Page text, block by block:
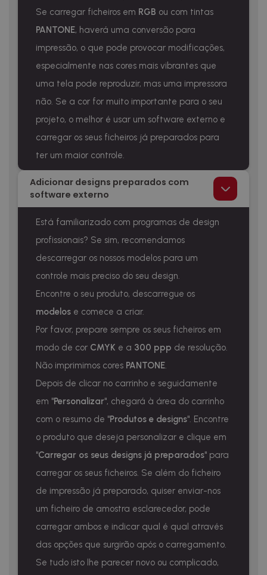
Se carregar ficheiros em RGB ou com tintas
PANTONE, haverá uma conversão para
impressão, o que pode provocar modificações,
especialmente nas cores mais vibrantes que
uma tela pode reproduzir, mas uma impressora
não. Se a cor for muito importante para o seu
projeto, o melhor é usar um software externo e
carregar os seus ficheiros já preparados para
ter um maior controle.
Adicionar designs preparados com
software externo
Está familiarizado com programas de design
profissionais? Se sim, recomendamos
descarregar os nossos modelos para um
controle mais preciso do seu design.
Encontre o seu produto, descarregue os
modelos e comece a criar.
Por favor, prepare sempre os seus ficheiros em
modo de cor CMYK e a 300 ppp de resolução.
Não imprimimos cores PANTONE.
Depois de clicar no carrinho e seguidamente
em "Personalizar", chegará à área do carrinho
com o resumo de "Produtos e designs". Encontre
o produto que deseja personalizar e clique em
"Carregar os seus designs já preparados" para
carregar os seus ficheiros. Se além do ficheiro
de impressão já preparado, quiser enviar-nos
um ficheiro de amostra esclarecedor, pode
carregar ambos e indicar qual é qual através
das opções que surgirão após o carregamento.
Se tudo isto lhe parecer novo ou complicado,